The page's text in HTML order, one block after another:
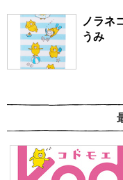
ノラネ
うみ